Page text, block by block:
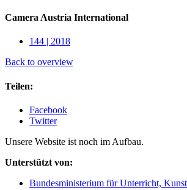
Camera Austria International
144 | 2018
Back to overview
Teilen:
Facebook
Twitter
Unsere Website ist noch im Aufbau.
Unterstützt von:
Bundesministerium für Unterricht,